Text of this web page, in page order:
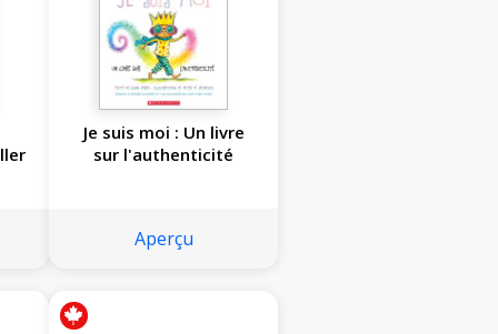
Je suis moi : Un livre
sur l'authenticité
Aperçu